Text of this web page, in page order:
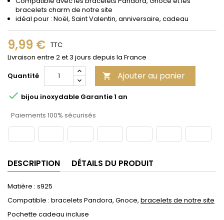
bracelets charm de notre site
idéal pour : Noël, Saint Valentin, anniversaire, cadeau
9,99 € TTC
Livraison entre 2 et 3 jours depuis la France
Quantité
 Ajouter au panier
 bijou inoxydable Garantie 1 an
Paiements 100% sécurisés
DESCRIPTION DÉTAILS DU PRODUIT
Matière : s925
Compatible : bracelets Pandora, Gnoce, bracelets de notre site
Pochette cadeau incluse